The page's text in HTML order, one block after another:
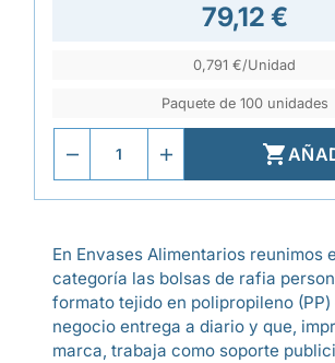
79,12 €
0,791 €/Unidad
Paquete de 100 unidades

En Envases Alimentarios reunimos
categoría las bolsas de rafia
formato tejido en polipropileno (PP)
negocio entrega a diario y que,
marca, trabaja como soporte